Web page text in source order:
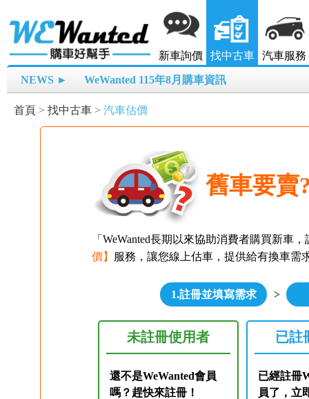
新車詢價 找中古車 汽車服務
NEWS ► WeWanted 115年8月購車資訊
首頁 > 找中古車 > 汽車估價
舊車要賣
「WeWanted長期以來協助消費者購買新車
價】
服務，讓您線上估車，提供給有換車需
1.註冊並填寫需求 >
未註冊使用者
還不是WeWanted會員
嗎？趕快來註冊！
已註
已經註冊
員了，立